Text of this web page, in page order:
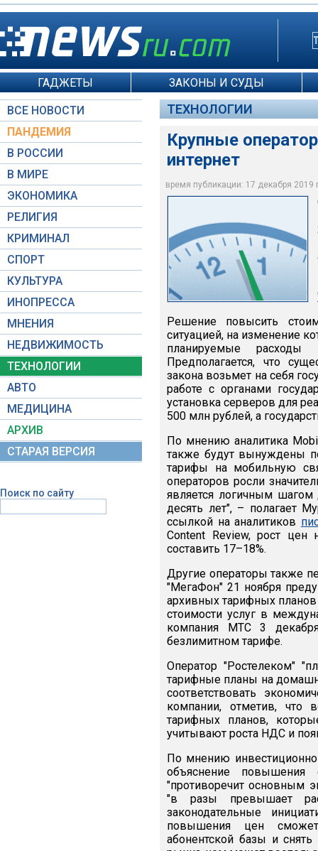
ГАДЖЕТЫ ЗАКОНЫ И СУДЫ
ВСЕ НОВОСТИ
ПАНДЕМИЯ
В РОССИИ
В МИРЕ
ЭКОНОМИКА
РЕЛИГИЯ
КРИМИНАЛ
СПОРТ
КУЛЬТУРА
ИНОПРЕССА
МНЕНИЯ
НЕДВИЖИМОСТЬ
ТЕХНОЛОГИИ
АВТО
МЕДИЦИНА
АРХИВ
СТАРАЯ ВЕРСИЯ
Поиск по сайту
ТЕХНОЛОГИИ
Крупные
интернет
время публикации: 17 декабря 2019
Moscow-Live.ru /
Решение повысить
ситуацией, на изменение
планируемые
Предполагается, что
закона возьмет на себя
работе с органами
установка серверов для
500 млн рублей, а
По мнению аналитика
также будут вынуждены
тарифы на мобильную
операторов росли
является логичным шагом
десять лет", – полагает
ссылкой на аналитиков
Content Review, рост
составить 17–18%.
Другие операторы также
"МегаФон" 21 ноября
архивных тарифных
стоимости услуг в
компания МТС 3
безлимитном тарифе.
Оператор "Ростелеком"
тарифные планы на
соответствовать
компании, отметив, что
тарифных планов,
учитывают роста НДС и
По мнению
объяснение повышения
"противоречит основным
"в разы превышает
законодательные
повышения цен сможет
абонентской базы и